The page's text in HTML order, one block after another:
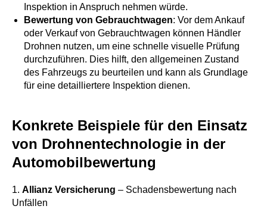
Inspektion in Anspruch nehmen würde.
Bewertung von Gebrauchtwagen: Vor dem Ankauf
oder Verkauf von Gebrauchtwagen können Händler
Drohnen nutzen, um eine schnelle visuelle Prüfung
durchzuführen. Dies hilft, den allgemeinen Zustand
des Fahrzeugs zu beurteilen und kann als Grundlage
für eine detailliertere Inspektion dienen.
Konkrete Beispiele für den Einsatz
von Drohnentechnologie in der
Automobilbewertung
1. Allianz Versicherung – Schadensbewertung nach
Unfällen
Dann hinterlassen Sie Ihre
Kontaktdaten und wir werden uns so
schnell wie möglich bei Ihnen melden: